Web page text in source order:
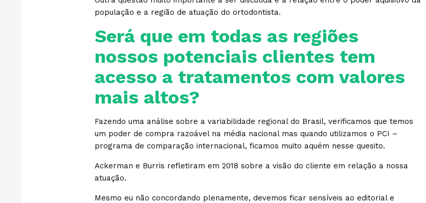
população e a região de atuação do ortodontista.
Será que em todas as regiões
nossos potenciais clientes tem
acesso a tratamentos com valores
mais altos?
Fazendo uma análise sobre a variabilidade regional do Brasil, verificamos que temos
um poder de compra razoável na média nacional mas quando utilizamos o PCI –
programa de comparação internacional, ficamos muito aquém nesse quesito.
Ackerman e Burris refletiram em 2018 sobre a visão do cliente em relação a nossa
atuação.
Mesmo eu não concordando plenamente, devemos ficar sensíveis ao editorial e